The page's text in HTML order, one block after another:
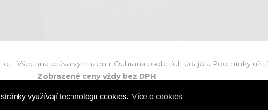
využívají technologii cookies. Více o cookies
o. - Všechna práva vyhrazena. Ochrana osobních údajů a Podmínky užití
Zobrazené ceny vždy bez DPH
Návrh a výroba webu